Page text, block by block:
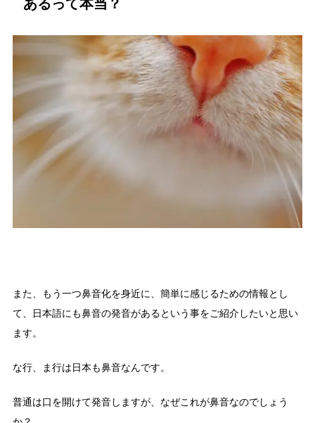
あるって本当？
また、もう一つ鼻音化を身近に、簡単に感じるための情報とし
て、日本語にも鼻音の発音があるという事をご紹介したいと思い
ます。
な行、ま行は日本も鼻音なんです。
普通は口を開けて発音しますが、なぜこれが鼻音なのでしょう